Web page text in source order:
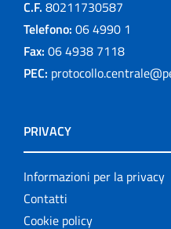
C.F. 80211730587
Telefono: 06 4990 1
Fax: 06 4938 7118
PEC:
PRIVACY
Informazioni per la privacy
Contatti
Cookie policy